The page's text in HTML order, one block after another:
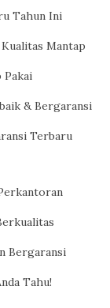
Tahun Ini
Mantap
Pakai
& Bergaransi
Terbaru
Bergaransi
Tahu!